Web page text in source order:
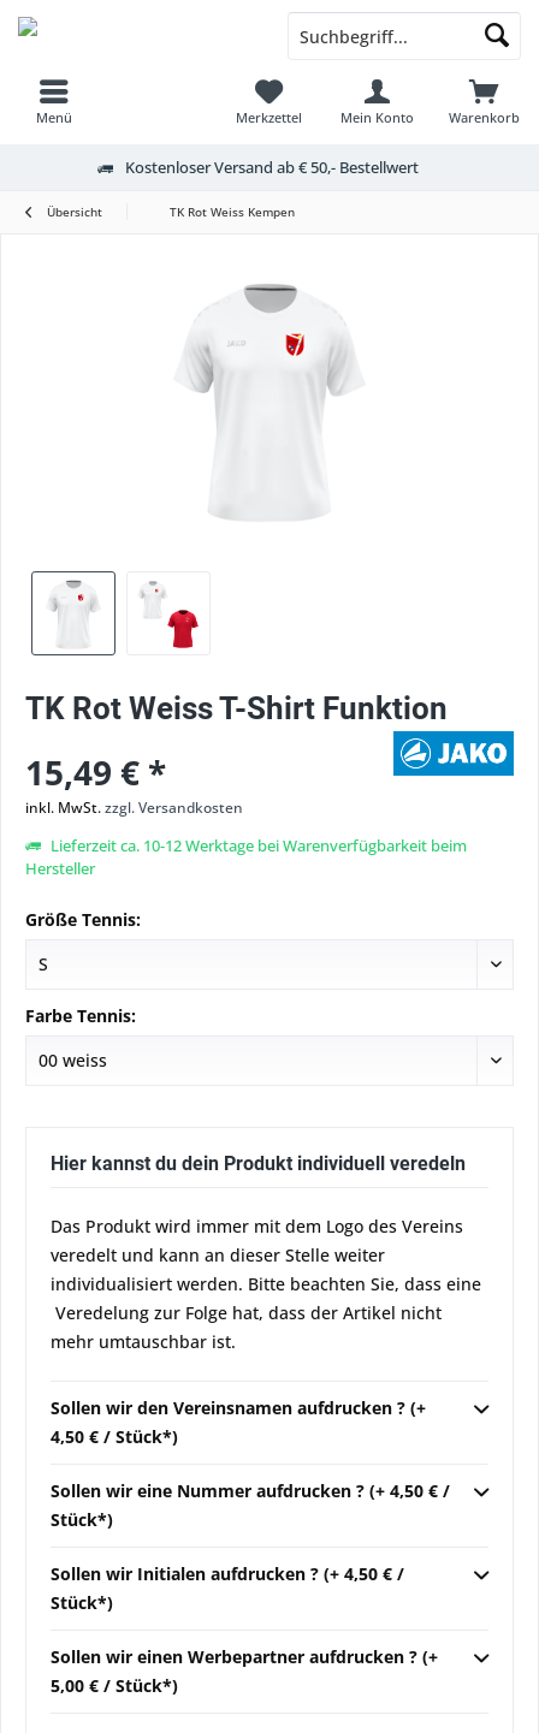
Menü Warenkorb
Merkzettel Mein Konto
Kostenloser Versand ab € 50,- Bestellwert
Übersicht TK Rot Weiss Kempen
TK Rot Weiss T-Shirt Funktion
15,49 € *
inkl. MwSt.zzgl. Versandkosten
Lieferzeit ca. 10-12 Werktage bei Warenverfügbarkeit beim
Hersteller
Größe Tennis:
Farbe Tennis:
Hier kannst du dein Produkt individuell veredeln
Das Produkt wird immer mit dem Logo des Vereins
veredelt und kann an dieser Stelle weiter
individualisiert werden. Bitte beachten Sie, dass eine
Veredelung zur Folge hat, dass der Artikel nicht
mehr umtauschbar ist.
Sollen wir den Vereinsnamen aufdrucken ? (+
4,50 € / Stück*)
Sollen wir eine Nummer aufdrucken ? (+ 4,50 € /
Stück*)
Sollen wir Initialen aufdrucken ? (+ 4,50 € /
Stück*)
Sollen wir einen Werbepartner aufdrucken ? (+
5,00 € / Stück*)